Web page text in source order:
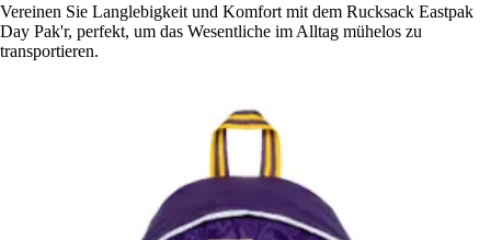
Vereinen Sie Langlebigkeit und Komfort mit dem Rucksack Eastpak
Day Pak'r, perfekt, um das Wesentliche im Alltag mühelos zu
transportieren.